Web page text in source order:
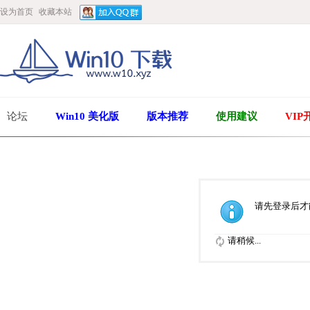
设为首页 收藏本站
论坛 Win10 美化版 版本推荐 使用建议 VIP
请先登录后
请稍候...